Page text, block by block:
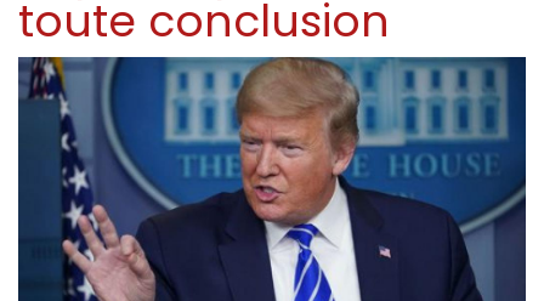
toute conclusion